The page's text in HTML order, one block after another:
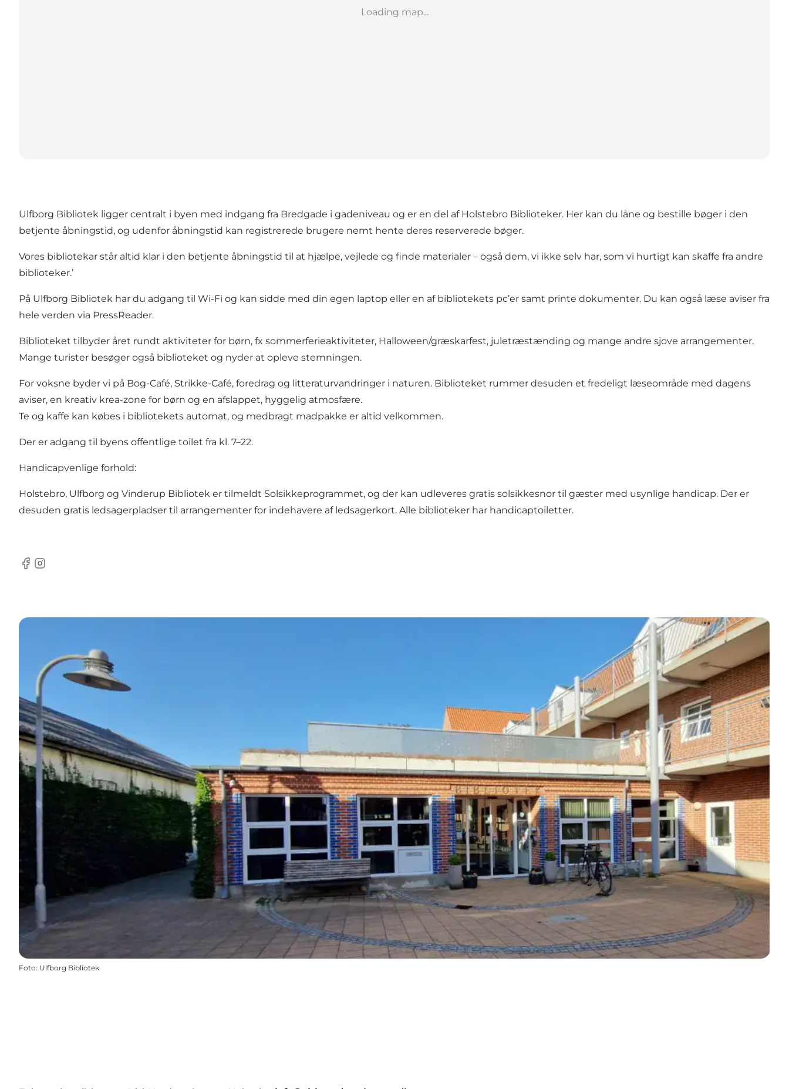
Loading map...
Ulfborg Bibliotek ligger centralt i byen med indgang fra Bredgade i gadeniveau og er en del af Holstebro Biblioteker. Her kan du låne og bestille bøger i den
betjente åbningstid, og udenfor åbningstid kan registrerede brugere nemt hente deres reserverede bøger.
Vores bibliotekar står altid klar i den betjente åbningstid til at hjælpe, vejlede og finde materialer – også dem, vi ikke selv har, som vi hurtigt kan skaffe fra andre
biblioteker.’
På Ulfborg Bibliotek har du adgang til Wi-Fi og kan sidde med din egen laptop eller en af bibliotekets pc’er samt printe dokumenter. Du kan også læse aviser fra
hele verden via PressReader.
Biblioteket tilbyder året rundt aktiviteter for børn, fx sommerferieaktiviteter, Halloween/græskarfest, juletræstænding og mange andre sjove arrangementer.
Mange turister besøger også biblioteket og nyder at opleve stemningen.
For voksne byder vi på Bog-Café, Strikke-Café, foredrag og litteraturvandringer i naturen. Biblioteket rummer desuden et fredeligt læseområde med dagens
aviser, en kreativ krea-zone for børn og en afslappet, hyggelig atmosfære.
Te og kaffe kan købes i bibliotekets automat, og medbragt madpakke er altid velkommen.
Der er adgang til byens offentlige toilet fra kl. 7–22.
Handicapvenlige forhold:
Holstebro, Ulfborg og Vinderup Bibliotek er tilmeldt Solsikkeprogrammet, og der kan udleveres gratis solsikkesnor til gæster med usynlige handicap. Der er
desuden gratis ledsagerpladser til arrangementer for indehavere af ledsagerkort. Alle biblioteker har handicaptoiletter.
Facebook
Instagram
Foto: Ulfborg Bibliotek